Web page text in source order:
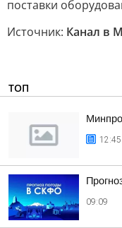
поставки
Источник: Канал в
ТОП
12:45
09:09